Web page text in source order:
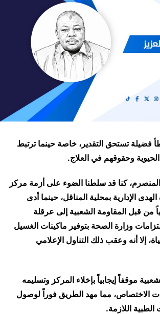
فضيلة تستحق التقدير، خاصة حينما ترتبط
وحقوقهم في العلاج.
كنا قد سلطنا الضوء على أزمة مركز
الإدارية بمحلية المناقل، حينما أدى
من قبل المقاومة الشعبية إلى عرقلة
وزارة الصحة بتوفير ماكينات الغسيل
إلا أنه وعقب ذلك التناول الإعلامي
موقفاً إيجابياً بإخلاء المركز وتسليمه
الاختصاص، مما مهد الطريق فوراً لوصول
الطبية اللازمة.